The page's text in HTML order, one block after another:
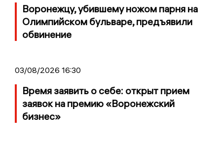
Воронежцу, убившему ножом парня на
Олимпийском бульваре, предъявили
обвинение
03/08/2026 16:30
Время заявить о себе: открыт прием
заявок на премию «Воронежский
бизнес»